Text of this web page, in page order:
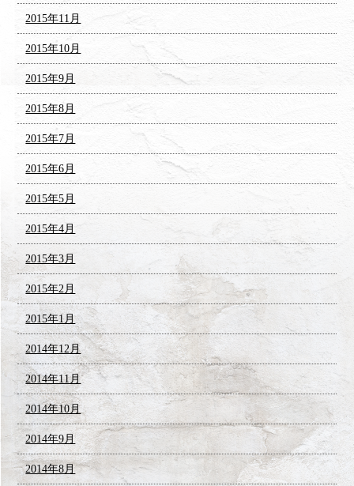
2015年11月
2015年10月
2015年9月
2015年8月
2015年7月
2015年6月
2015年5月
2015年4月
2015年3月
2015年2月
2015年1月
2014年12月
2014年11月
2014年10月
2014年9月
2014年8月